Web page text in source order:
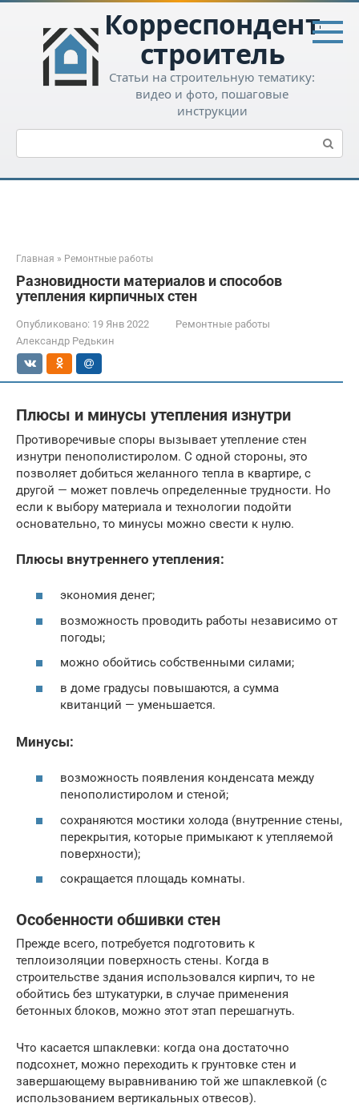
Перейти
контенту
Корреспондент-
строитель
Статьи на строительную тематику:
видео и фото, пошаговые
инструкции
Поиск:
Главная » Ремонтные работы
Разновидности материалов и способов
утепления кирпичных стен
Опубликовано: 19 Янв 2022
Ремонтные работы
Александр Редькин
Плюсы и минусы утепления изнутри
Противоречивые споры вызывает утепление стен
изнутри пенополистиролом. С одной стороны, это
позволяет добиться желанного тепла в квартире, с
другой — может повлечь определенные трудности. Но
если к выбору материала и технологии подойти
основательно, то минусы можно свести к нулю.
Плюсы внутреннего утепления:
экономия денег;
возможность проводить работы независимо от
погоды;
можно обойтись собственными силами;
в доме градусы повышаются, а сумма
квитанций — уменьшается.
Минусы:
возможность появления конденсата между
пенополистиролом и стеной;
сохраняются мостики холода (внутренние стены,
перекрытия, которые примыкают к утепляемой
поверхности);
сокращается площадь комнаты.
Особенности обшивки стен
Прежде всего, потребуется подготовить к
теплоизоляции поверхность стены. Когда в
строительстве здания использовался кирпич, то не
обойтись без штукатурки, в случае применения
бетонных блоков, можно этот этап перешагнуть.
Что касается шпаклевки: когда она достаточно
подсохнет, можно переходить к грунтовке стен и
завершающему выравниванию той же шпаклевкой (с
использованием вертикальных отвесов).